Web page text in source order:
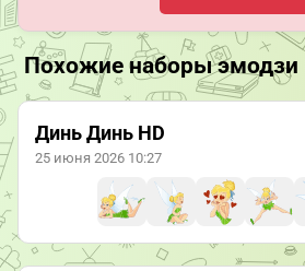
Похожие наборы эмодзи
Динь Динь HD
25 июня 2026 10:27